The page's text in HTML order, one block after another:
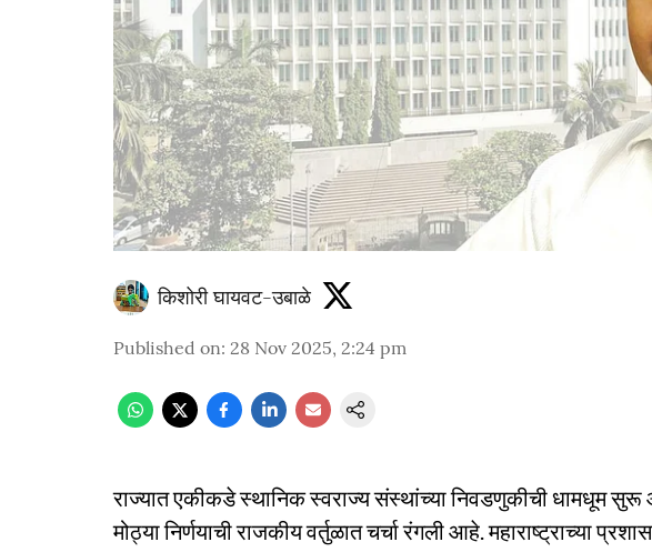
किशोरी घायवट-उबाळे
Published on: 28 Nov 2025, 2:24 pm
राज्यात एकीकडे स्थानिक स्वराज्य संस्थांच्या निवडणुकीची धामधूम
मोठ्या निर्णयाची राजकीय वर्तुळात चर्चा रंगली आहे. महाराष्ट्राच्या